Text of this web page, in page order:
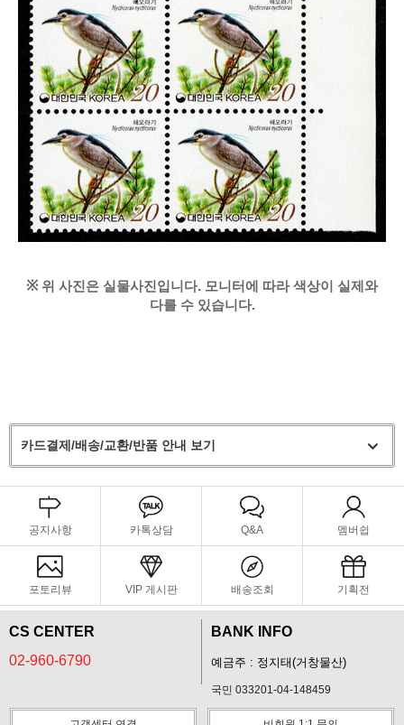
※ 위 사진은 실물사진입니다. 모니터에 따라 색상이 실제와
다를 수 있습니다.
카드결제/배송/교환/반품 안내 보기
공지사항 카톡상담 Q&A 멤버쉽
포토리뷰 VIP 게시판 배송조회 기획전
CS CENTER
02-960-6790
BANK INFO
예금주 : 정지태(거창물산)
국민 033201-04-148459